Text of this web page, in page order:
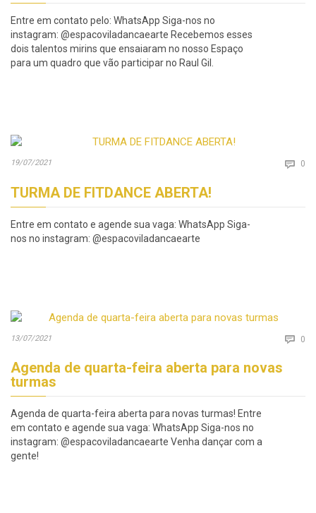
Entre em contato pelo: WhatsApp Siga-nos no
instagram: @espacoviladancaearte Recebemos esses
dois talentos mirins que ensaiaram no nosso Espaço
para um quadro que vão participar no Raul Gil.
19/07/2021  0
TURMA DE FITDANCE ABERTA!
Entre em contato e agende sua vaga: WhatsApp Siga-
nos no instagram: @espacoviladancaearte
13/07/2021  0
Agenda de quarta-feira aberta para novas
turmas
Agenda de quarta-feira aberta para novas turmas! Entre
em contato e agende sua vaga: WhatsApp Siga-nos no
instagram: @espacoviladancaearte Venha dançar com a
gente!